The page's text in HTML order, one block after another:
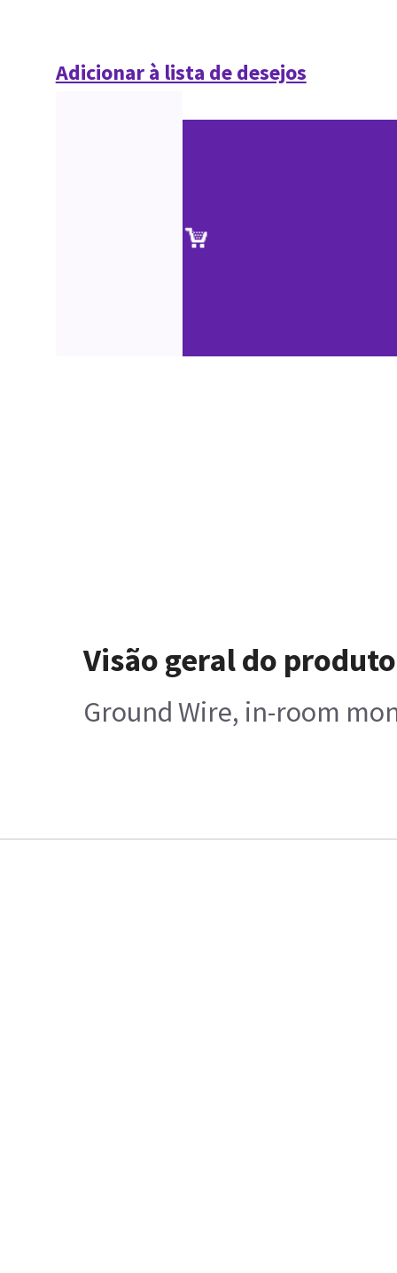
Adicionar à lista de desejos
Visão geral do produto
Ground Wire, in-room